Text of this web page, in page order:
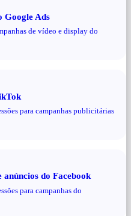
Google Ads
de vídeo e display do
para campanhas publicitárias
do Facebook
para campanhas do